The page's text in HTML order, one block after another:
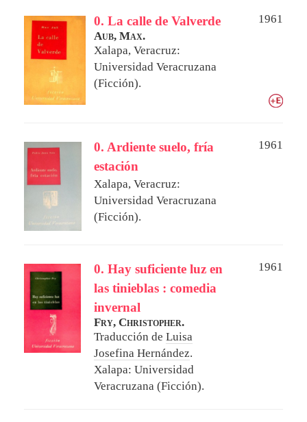
0. La calle de Valverde
1961
Aub, Max.
Xalapa, Veracruz:
Universidad Veracruzana
(Ficción).
0. Ardiente suelo, fría
estación
1961
Xalapa, Veracruz:
Universidad Veracruzana
(Ficción).
0. Hay suficiente luz en
las tinieblas : comedia
invernal
1961
Fry, Christopher.
Traducción de Luisa
Josefina Hernández.
Xalapa: Universidad
Veracruzana (Ficción).